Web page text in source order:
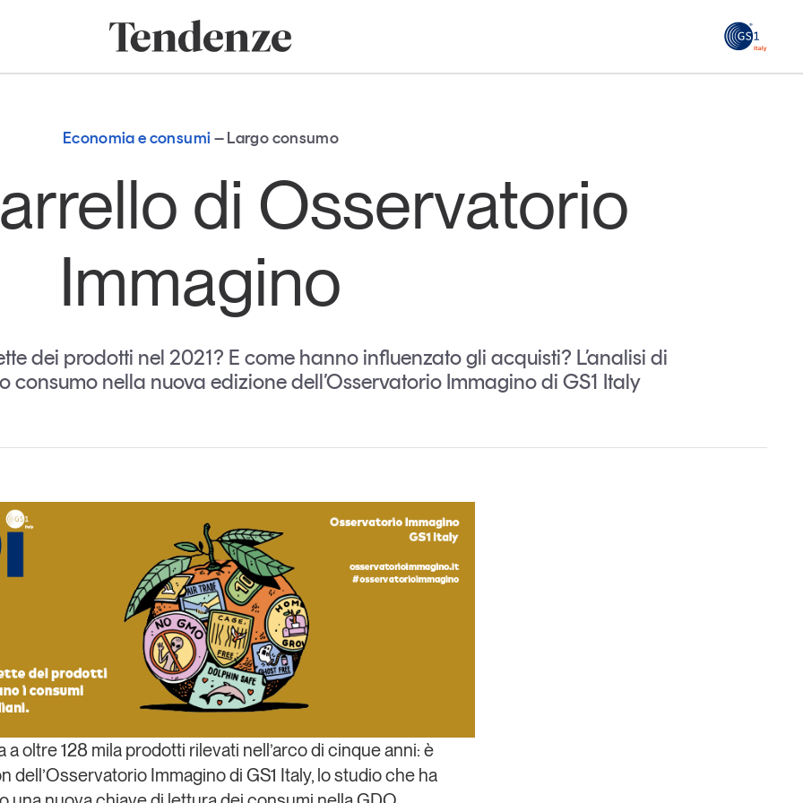
GS1
Magazine
Opinioni
Dossier
Interviste
Comunicati stampa
Podcast
Studi e ricerche
Tutti gli
Chi siamo
Contatti
Iscriviti
e
Economia e consumi Largo consumo
di Osservatorio
Immagino
dei prodotti nel 2021? E come hanno influenzato gli acquisti? L’analisi di
consumo nella nuova edizione dell’Osservatorio Immagino di GS1 Italy
a oltre 128 mila prodotti rilevati nell’arco di cinque anni: è
dell’Osservatorio Immagino di GS1 Italy, lo studio che ha